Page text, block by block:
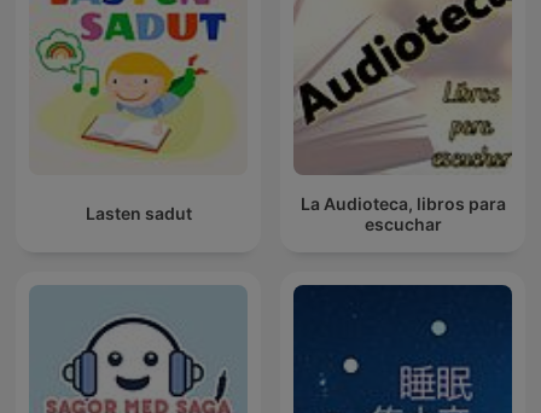
Lasten sadut
La Audioteca, libros para
escuchar